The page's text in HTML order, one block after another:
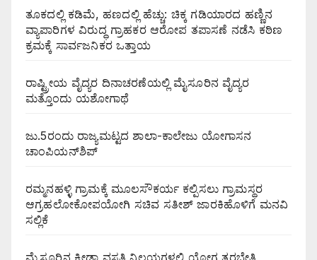
ತೂಕದಲ್ಲಿ ಕಡಿಮೆ, ಹಣದಲ್ಲಿ ಹೆಚ್ಚು: ಚಿಕ್ಕ ಗಡಿಯಾರದ ಹಣ್ಣಿನ
ವ್ಯಾಪಾರಿಗಳ ವಿರುದ್ಧ ಗ್ರಾಹಕರ ಆರೋಪ ತಪಾಸಣೆ ನಡೆಸಿ ಕಠಿಣ
ಕ್ರಮಕ್ಕೆ ಸಾರ್ವಜನಿಕರ ಒತ್ತಾಯ
ರಾಷ್ಟ್ರೀಯ ವೈದ್ಯರ ದಿನಾಚರಣೆಯಲ್ಲಿ ಮೈಸೂರಿನ ವೈದ್ಯರ
ಮತ್ತೊಂದು ಯಶೋಗಾಥೆ
ಜು.5ರಂದು ರಾಜ್ಯಮಟ್ಟದ ಶಾಲಾ-ಕಾಲೇಜು ಯೋಗಾಸನ
ಚಾಂಪಿಯನ್‌ಶಿಪ್
ರಮ್ಮನಹಳ್ಳಿ ಗ್ರಾಮಕ್ಕೆ ಮೂಲಸೌಕರ್ಯ ಕಲ್ಪಿಸಲು ಗ್ರಾಮಸ್ಥರ
ಆಗ್ರಹಲೋಕೋಪಯೋಗಿ ಸಚಿವ ಸತೀಶ್ ಜಾರಕಿಹೊಳಿಗೆ ಮನವಿ
ಸಲ್ಲಿಕೆ